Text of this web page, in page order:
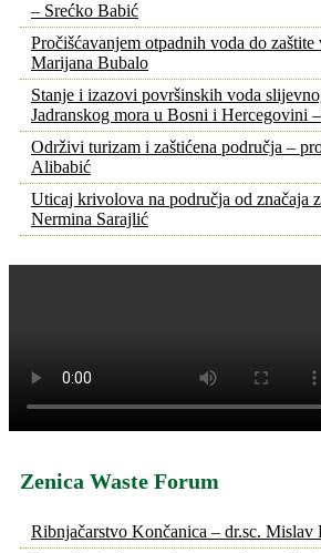
– Srećko Babić
Pročišćavanjem otpadnih voda do zaštite
Marijana Bubalo
Stanje i izazovi površinskih voda
Jadranskog mora u Bosni i Hercegovini
Održivi turizam i zaštićena područja –
Alibabić
Uticaj krivolova na područja od značaja
Nermina Sarajlić
Zenica Waste Forum
Ribnjačarstvo Končanica – dr.sc. Mislav